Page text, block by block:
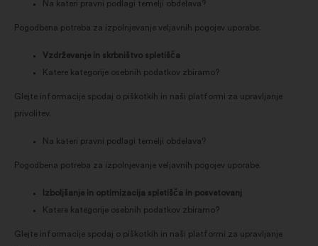
Na kateri pravni podlagi temelji obdelava?
Pogodbena potreba za izpolnjevanje veljavnih pogojev uporabe.
Vzdrževanje in skrbništvo spletišča
Katere kategorije osebnih podatkov zbiramo?
Glejte informacije spodaj o piškotkih in naši platformi za upravljanje
privolitev.
Na kateri pravni podlagi temelji obdelava?
Pogodbena potreba za izpolnjevanje veljavnih pogojev uporabe.
Izboljšanje in optimizacija spletišča in posvetovanj
Katere kategorije osebnih podatkov zbiramo?
Glejte informacije spodaj o piškotkih in naši platformi za upravljanje